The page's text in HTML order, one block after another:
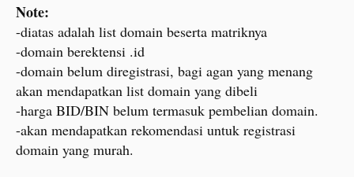
Note:
-diatas adalah list domain beserta matriknya
-domain berektensi .id
-domain belum diregistrasi, bagi agan yang menang
akan mendapatkan list domain yang dibeli
-harga BID/BIN belum termasuk pembelian domain.
-akan mendapatkan rekomendasi untuk registrasi
domain yang murah.